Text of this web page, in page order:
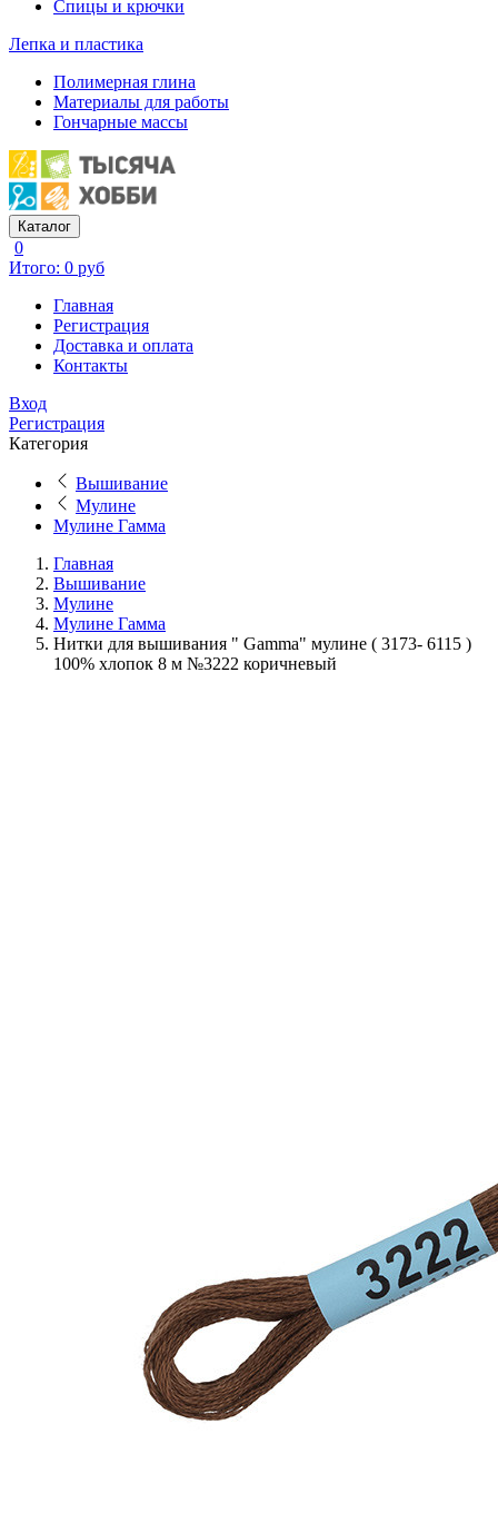
Спицы и крючки
Лепка и пластика
Полимерная глина
Материалы для работы
Гончарные массы
Каталог
0
Итого: 0 руб
Главная
Регистрация
Доставка и оплата
Контакты
Вход
Регистрация
Категория
Вышивание
Мулине
Мулине Гамма
Главная
Вышивание
Мулине
Мулине Гамма
Нитки для вышивания " Gamma" мулине ( 3173- 6115 )
100% хлопок 8 м №3222 коричневый